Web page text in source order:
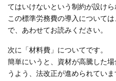
てはいけないという制約が設けら
この標準労務費の導入について
で、あわせてお読みください。
次に「材料費」についてです。
簡単にいうと、資材が高騰した
うよう、法改正が進められていま